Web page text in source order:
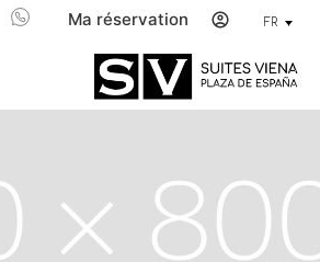
Ma réservation FR